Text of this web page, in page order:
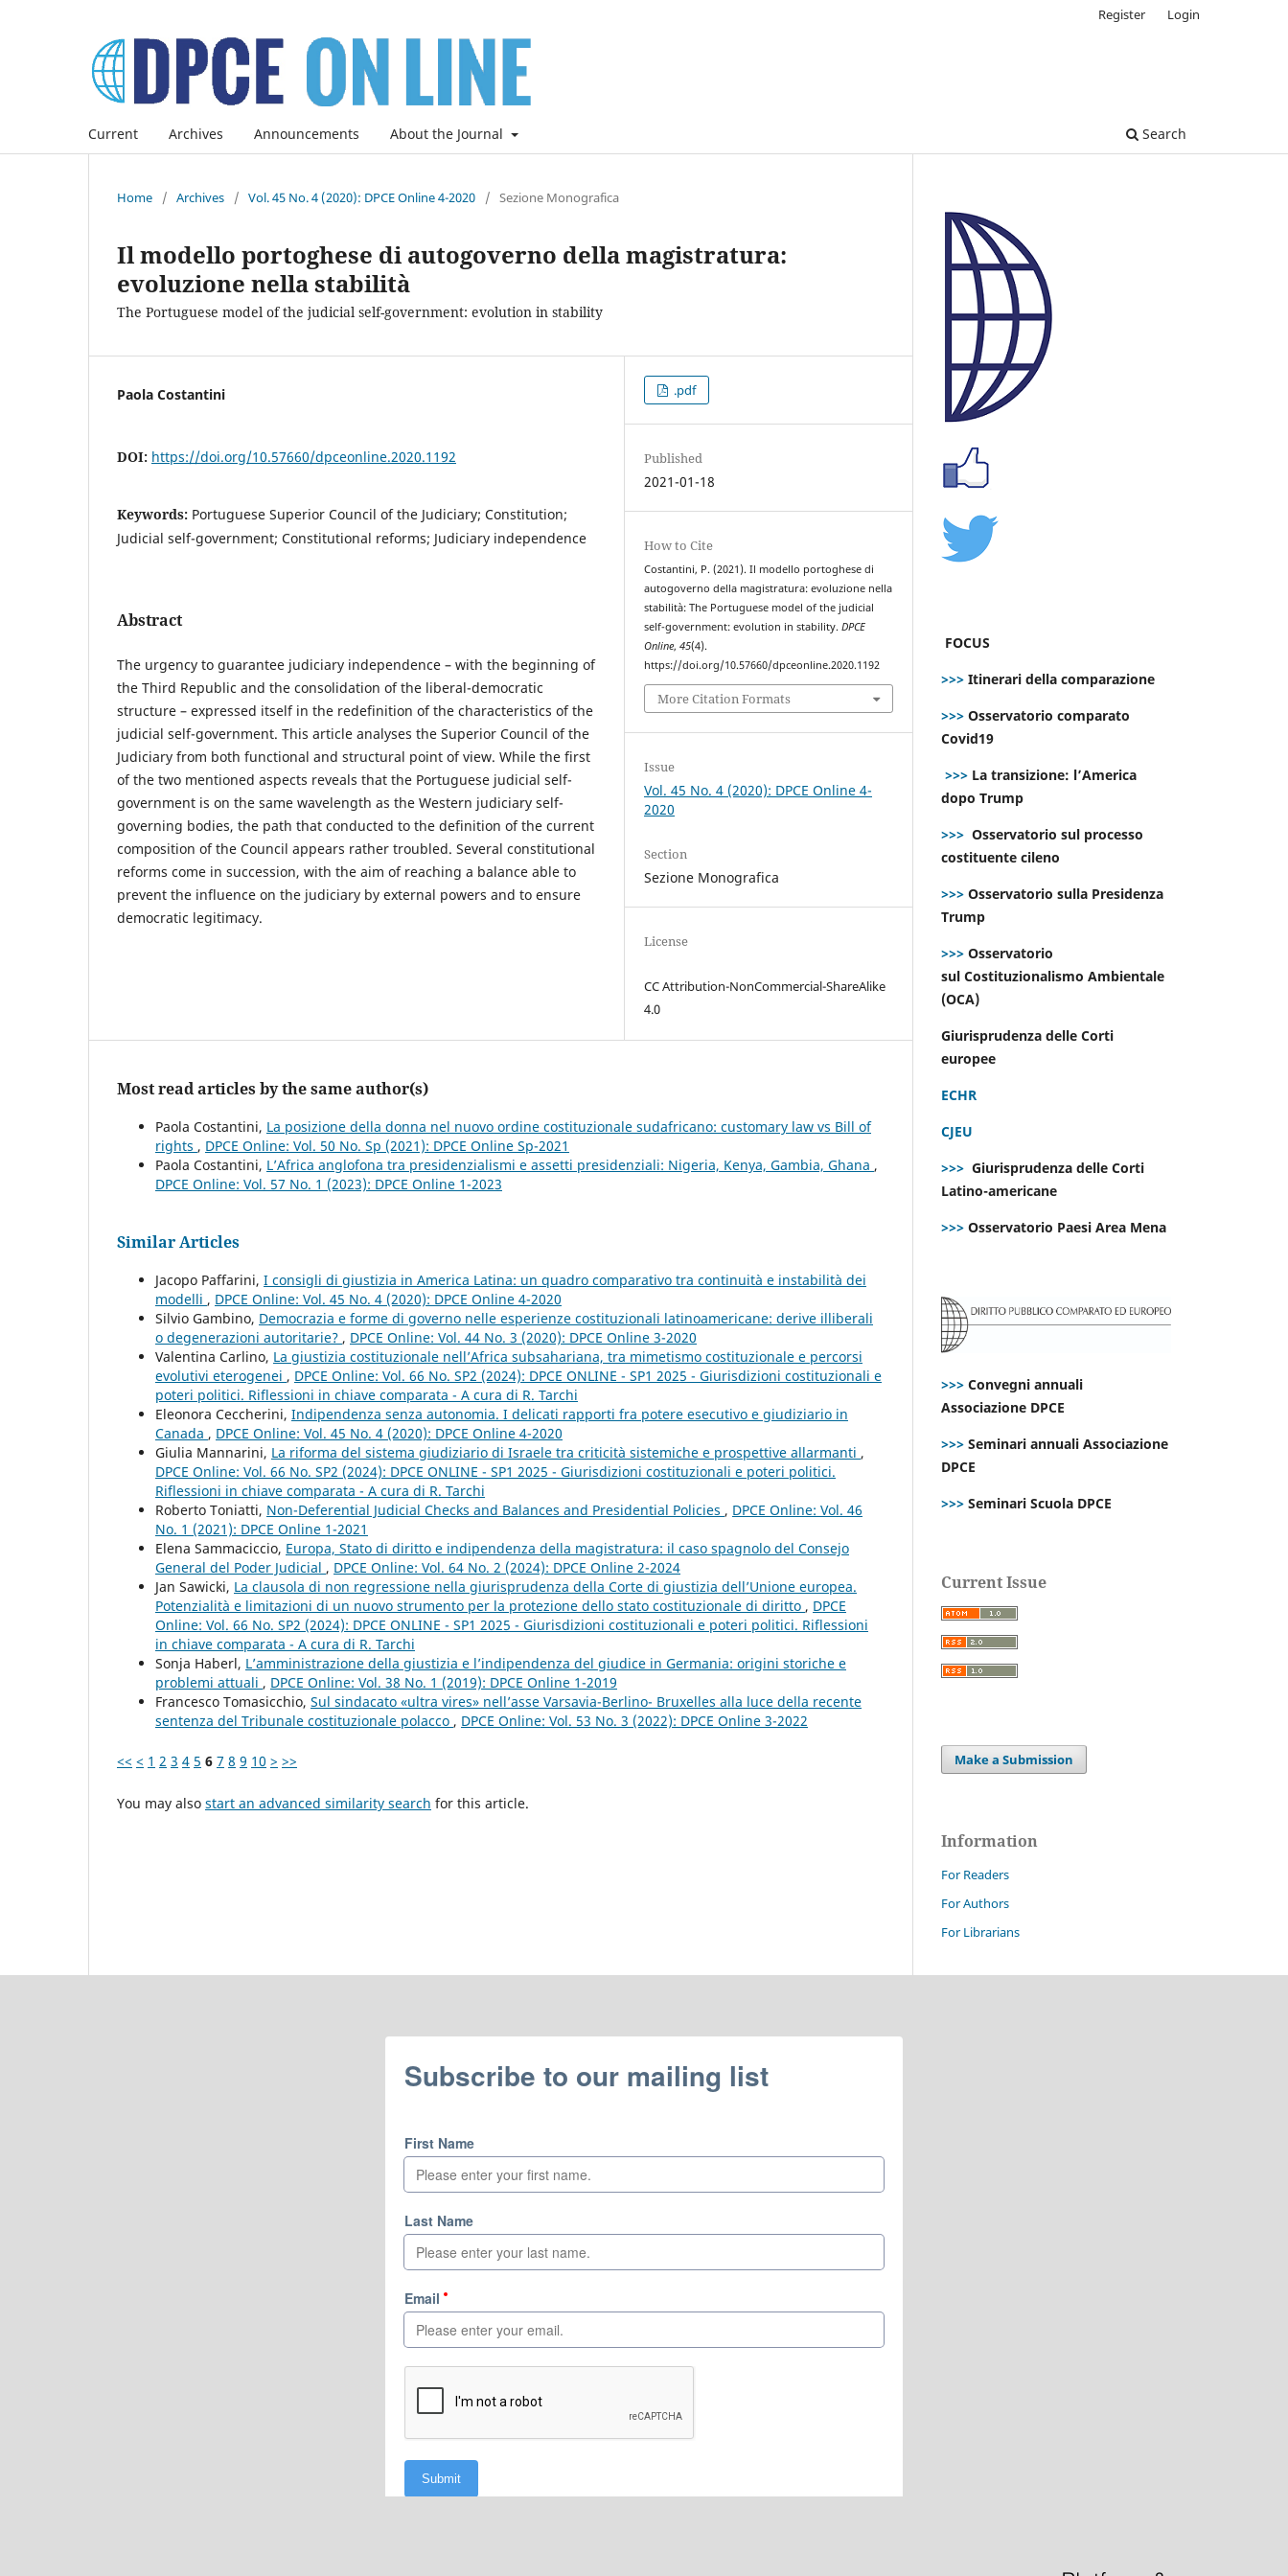
Current Archives Announcements About the Journal Search
Register Login
Home / Archives / Vol. 45 No. 4 (2020): DPCE Online 4-2020 / Sezione Monografica
Il modello portoghese di autogoverno della magistratura:
evoluzione nella stabilità
The Portuguese model of the judicial self-government: evolution in stability
Paola Costantini
DOI: https://doi.org/10.57660/dpceonline.2020.1192
Keywords: Portuguese Superior Council of the Judiciary; Constitution;
Judicial self-government; Constitutional reforms; Judiciary independence
Abstract
The urgency to guarantee judiciary independence – with the beginning of
the Third Republic and the consolidation of the liberal-democratic
structure – expressed itself in the redefinition of the characteristics of the
judicial self-government. This article analyses the Superior Council of the
Judiciary from both functional and structural point of view. While the first
of the two mentioned aspects reveals that the Portuguese judicial self-
government is on the same wavelength as the Western judiciary self-
governing bodies, the path that conducted to the definition of the current
composition of the Council appears rather troubled. Several constitutional
reforms come in succession, with the aim of reaching a balance able to
prevent the influence on the judiciary by external powers and to ensure
democratic legitimacy.
.pdf
Published
2021-01-18
How to Cite
Costantini, P. (2021). Il modello portoghese di
autogoverno della magistratura: evoluzione nella
stabilità: The Portuguese model of the judicial
self-government: evolution in stability.DPCE
Online,45(4).
https://doi.org/10.57660/dpceonline.2020.1192
More Citation Formats
Issue
Vol. 45 No. 4 (2020): DPCE Online 4-
2020
Section
Sezione Monografica
License
CC Attribution-NonCommercial-ShareAlike
4.0
Most read articles by the same author(s)
Paola Costantini, La posizione della donna nel nuovo ordine costituzionale sudafricano: customary law vs Bill of
rights , DPCE Online: Vol. 50 No. Sp (2021): DPCE Online Sp-2021
Paola Costantini, L’Africa anglofona tra presidenzialismi e assetti presidenziali: Nigeria, Kenya, Gambia, Ghana ,
DPCE Online: Vol. 57 No. 1 (2023): DPCE Online 1-2023
Similar Articles
Jacopo Paffarini, I consigli di giustizia in America Latina: un quadro comparativo tra continuità e instabilità dei
modelli , DPCE Online: Vol. 45 No. 4 (2020): DPCE Online 4-2020
Silvio Gambino, Democrazia e forme di governo nelle esperienze costituzionali latinoamericane: derive illiberali
o degenerazioni autoritarie? , DPCE Online: Vol. 44 No. 3 (2020): DPCE Online 3-2020
Valentina Carlino, La giustizia costituzionale nell’Africa subsahariana, tra mimetismo costituzionale e percorsi
evolutivi eterogenei , DPCE Online: Vol. 66 No. SP2 (2024): DPCE ONLINE - SP1 2025 - Giurisdizioni costituzionali e
poteri politici. Riflessioni in chiave comparata - A cura di R. Tarchi
Eleonora Ceccherini, Indipendenza senza autonomia. I delicati rapporti fra potere esecutivo e giudiziario in
Canada , DPCE Online: Vol. 45 No. 4 (2020): DPCE Online 4-2020
Giulia Mannarini, La riforma del sistema giudiziario di Israele tra criticità sistemiche e prospettive allarmanti ,
DPCE Online: Vol. 66 No. SP2 (2024): DPCE ONLINE - SP1 2025 - Giurisdizioni costituzionali e poteri politici.
Riflessioni in chiave comparata - A cura di R. Tarchi
Roberto Toniatti, Non-Deferential Judicial Checks and Balances and Presidential Policies , DPCE Online: Vol. 46
No. 1 (2021): DPCE Online 1-2021
Elena Sammaciccio, Europa, Stato di diritto e indipendenza della magistratura: il caso spagnolo del Consejo
General del Poder Judicial , DPCE Online: Vol. 64 No. 2 (2024): DPCE Online 2-2024
Jan Sawicki, La clausola di non regressione nella giurisprudenza della Corte di giustizia dell’Unione europea.
Potenzialità e limitazioni di un nuovo strumento per la protezione dello stato costituzionale di diritto , DPCE
Online: Vol. 66 No. SP2 (2024): DPCE ONLINE - SP1 2025 - Giurisdizioni costituzionali e poteri politici. Riflessioni
in chiave comparata - A cura di R. Tarchi
Sonja Haberl, L’amministrazione della giustizia e l’indipendenza del giudice in Germania: origini storiche e
problemi attuali , DPCE Online: Vol. 38 No. 1 (2019): DPCE Online 1-2019
Francesco Tomasicchio, Sul sindacato «ultra vires» nell’asse Varsavia-Berlino- Bruxelles alla luce della recente
sentenza del Tribunale costituzionale polacco , DPCE Online: Vol. 53 No. 3 (2022): DPCE Online 3-2022
<< < 1 2 3 4 5 6 7 8 9 10 > >>
You may also start an advanced similarity search for this article.
FOCUS
>>> Itinerari della comparazione
>>> Osservatorio comparato
Covid19
>>> La transizione: l’America
dopo Trump
>>> Osservatorio sul processo
costituente cileno
>>> Osservatorio sulla Presidenza
Trump
>>> Osservatorio
sul Costituzionalismo Ambientale
(OCA)
Giurisprudenza delle Corti
europee
ECHR
CJEU
>>> Giurisprudenza delle Corti
Latino-americane
>>> Osservatorio Paesi Area Mena
>>> Convegni annuali
Associazione DPCE
>>> Seminari annuali Associazione
DPCE
>>> Seminari Scuola DPCE
Current Issue
Make a Submission
Information
For Readers
For Authors
For Librarians